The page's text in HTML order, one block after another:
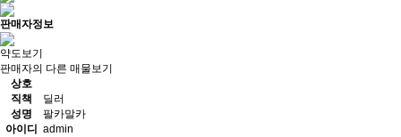
판매자정보
약도보기
판매자의 다른 매물보기
상호
직책
딜러
성명
팔카말카
아이디
admin